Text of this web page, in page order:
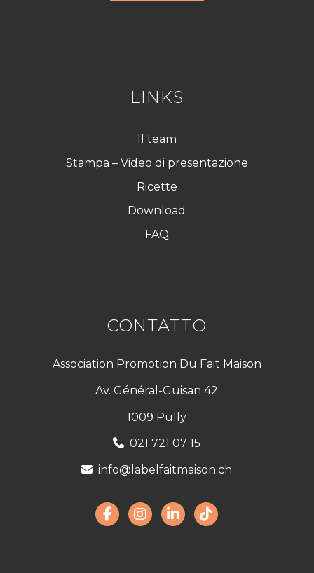
LINKS
Il team
Stampa – Video di presentazione
Ricette
Download
FAQ
CONTATTO
Association Promotion Du Fait Maison
Av. Général-Guisan 42
1009 Pully
021 721 07 15
info@labelfaitmaison.ch